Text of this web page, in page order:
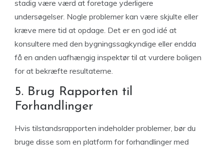
stadig være værd at foretage yderligere
undersøgelser. Nogle problemer kan være skjulte eller
kræve mere tid at opdage. Det er en god idé at
konsultere med den bygningssagkyndige eller endda
få en anden uafhængig inspektør til at vurdere boligen
for at bekræfte resultaterne.
5. Brug Rapporten til
Forhandlinger
Hvis tilstandsrapporten indeholder problemer, bør du
bruge disse som en platform for forhandlinger med